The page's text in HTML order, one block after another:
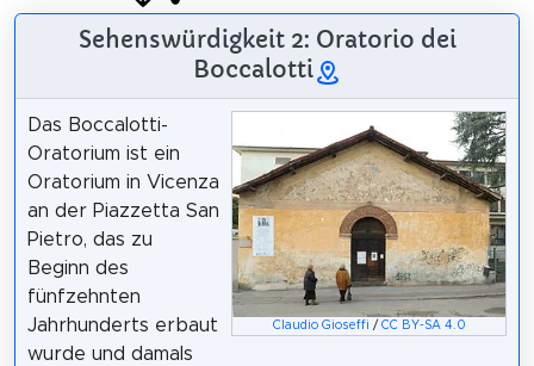
Sehenswürdigkeit 2: Oratorio dei
Boccalotti
Claudio Gioseffi / CC BY-SA 4.0
Das Boccalotti-
Oratorium ist ein
Oratorium in Vicenza
an der Piazzetta San
Pietro, das zu
Beginn des
fünfzehnten
Jahrhunderts erbaut
wurde und damals